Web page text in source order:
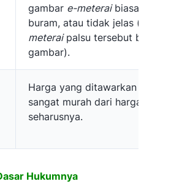
gambar e-meteraibiasanya buruk,
buram, atau tidak jelas (jika
meteraipalsu tersebut berupa
gambar).
Harga yang ditawarkan bisa
sangat murah dari harga yang
seharusnya.
Hukumnya